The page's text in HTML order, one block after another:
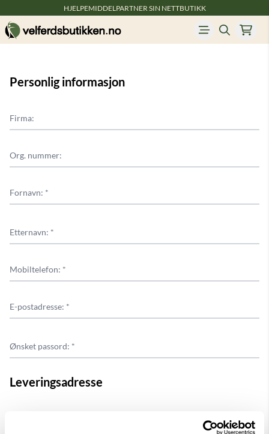
Hopp til innholdHJELPEMIDDELPARTNER SIN NETTBUTIKK
Personlig informasjon
Firma:
Org. nummer:
Fornavn: *
Etternavn: *
Mobiltelefon: *
E-postadresse: *
Ønsket passord: *
Leveringsadresse